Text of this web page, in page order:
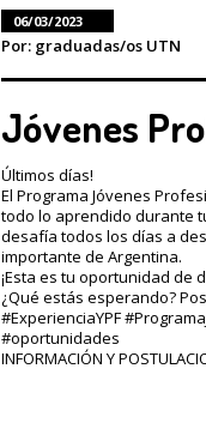
06/03/2023
Por: graduadas/os UTN
Jóvenes
Últimos días!
El Programa Jóvenes
todo lo aprendido durante
desafía todos los días a
importante de Argentina.
¡Esta es tu oportunidad de
¿Qué estás esperando?
#ExperienciaYPF
#oportunidades
INFORMACIÓN Y